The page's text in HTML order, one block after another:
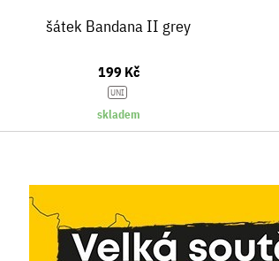
šátek Bandana II grey
199 Kč
UNI
skladem